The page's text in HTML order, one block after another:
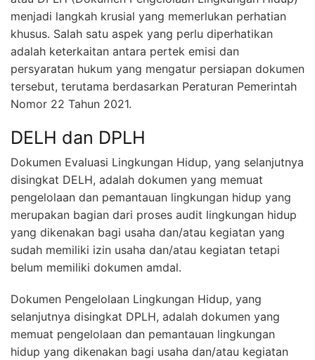
menjadi langkah krusial yang memerlukan perhatian
khusus. Salah satu aspek yang perlu diperhatikan
adalah keterkaitan antara pertek emisi dan
persyaratan hukum yang mengatur persiapan dokumen
tersebut, terutama berdasarkan Peraturan Pemerintah
Nomor 22 Tahun 2021.
DELH dan DPLH
Dokumen Evaluasi Lingkungan Hidup, yang selanjutnya
disingkat DELH, adalah dokumen yang memuat
pengelolaan dan pemantauan lingkungan hidup yang
merupakan bagian dari proses audit lingkungan hidup
yang dikenakan bagi usaha dan/atau kegiatan yang
sudah memiliki izin usaha dan/atau kegiatan tetapi
belum memiliki dokumen amdal.
Dokumen Pengelolaan Lingkungan Hidup, yang
selanjutnya disingkat DPLH, adalah dokumen yang
memuat pengelolaan dan pemantauan lingkungan
hidup yang dikenakan bagi usaha dan/atau kegiatan